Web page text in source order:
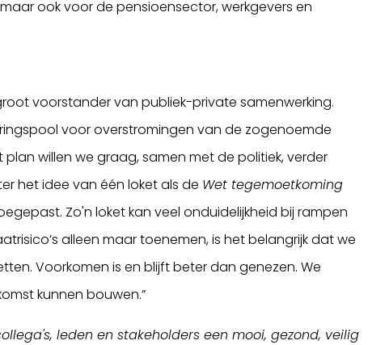
ook voor de pensioensector, werkgevers en
voorstander van publiek-private samenwerking.
voor overstromingen van de zogenoemde
willen we graag, samen met de politiek, verder
het idee van één loket als de Wet tegemoetkoming
Zo'n loket kan veel onduidelijkheid bij rampen
alleen maar toenemen, is het belangrijk dat we
Voorkomen is en blijft beter dan genezen. We
kunnen bouwen.”
leden en stakeholders een mooi, gezond, veilig